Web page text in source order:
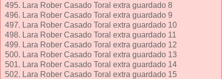
495. Lara Rober Casado Toral extra guardado 8
496. Lara Rober Casado Toral extra guardado 9
497. Lara Rober Casado Toral extra guardado 10
498. Lara Rober Casado Toral extra guardado 11
499. Lara Rober Casado Toral extra guardado 12
500. Lara Rober Casado Toral extra guardado 13
501. Lara Rober Casado Toral extra guardado 14
502. Lara Rober Casado Toral extra guardado 15